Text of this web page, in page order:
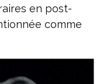
en post-
comme